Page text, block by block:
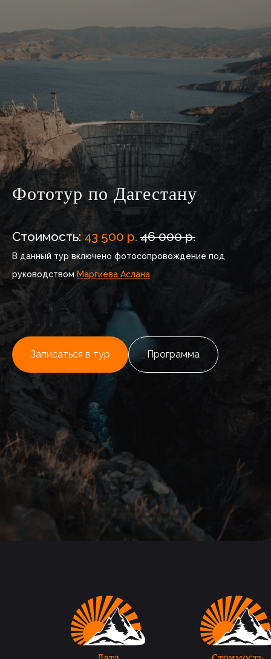
Фототур по Дагестану
Стоимость: 43 500 р. 46 000 р.
В данный тур включено фотосопровождение под
руководством Маргиева Аслана
Записаться в тур Программа